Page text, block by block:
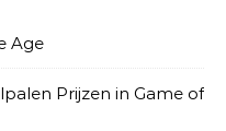
Age
Prijzen in Game of